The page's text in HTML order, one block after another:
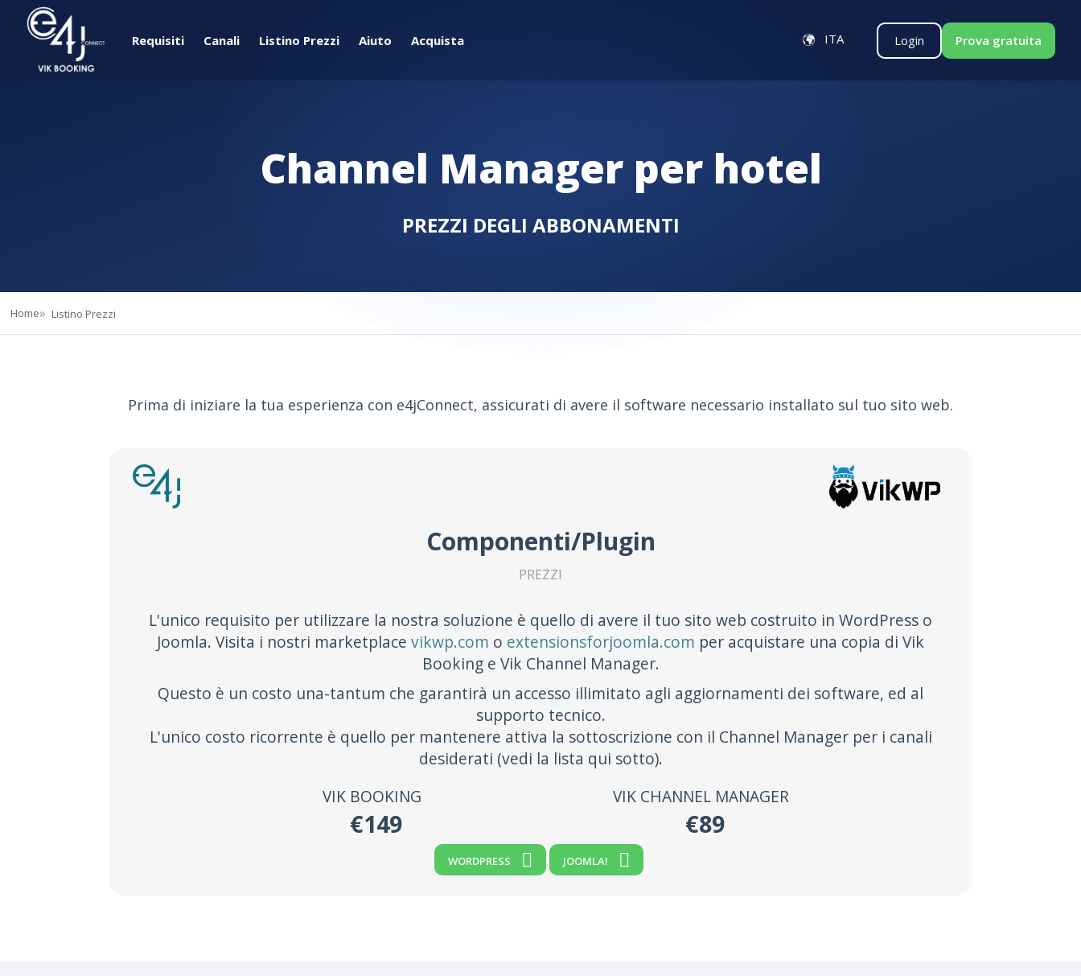
Requisiti Canali Listino Prezzi Aiuto Acquista ITA Login Prova gratuita
Channel Manager per hotel
PREZZI DEGLI ABBONAMENTI
Home Listino Prezzi
Prima di iniziare la tua esperienza con e4jConnect, assicurati di avere il software necessario installato sul tuo sito web.
Componenti/Plugin
PREZZI
L'unico requisito per utilizzare la nostra soluzione è quello di avere il tuo sito web costruito in WordPress o
Joomla. Visita i nostri marketplace vikwp.com o extensionsforjoomla.com per acquistare una copia di Vik
Booking e Vik Channel Manager.
Questo è un costo una-tantum che garantirà un accesso illimitato agli aggiornamenti dei software, ed al
supporto tecnico.
L'unico costo ricorrente è quello per mantenere attiva la sottoscrizione con il Channel Manager per i canali
desiderati (vedi la lista qui sotto).
VIK BOOKING
€149
VIK CHANNEL MANAGER
€89
WORDPRESS JOOMLA!